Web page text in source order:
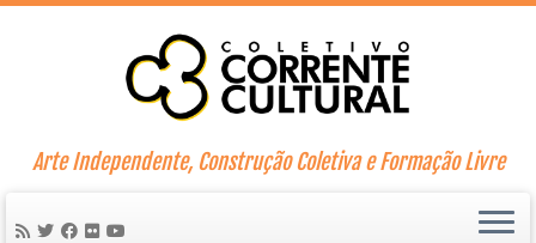
Skip
Arte Independente, Construção Coletiva e Formação Livre